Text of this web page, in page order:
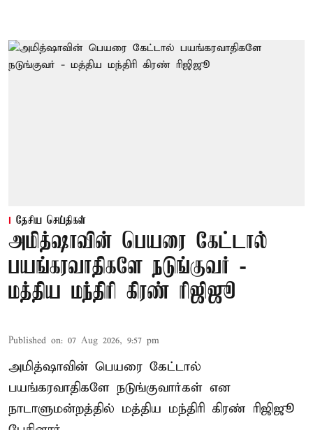
தேசிய செய்திகள்
அமித்ஷாவின் பெயரை கேட்டால்
பயங்கரவாதிகளே நடுங்குவர் -
மத்திய மந்திரி கிரண் ரிஜிஜூ
Published on: 07 Aug 2026, 9:57 pm
அமித்ஷாவின் பெயரை கேட்டால்
பயங்கரவாதிகளே நடுங்குவார்கள் என
நாடாளுமன்றத்தில் மத்திய மந்திரி கிரண் ரிஜிஜூ